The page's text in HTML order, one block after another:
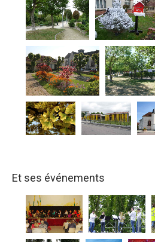
Et ses événements